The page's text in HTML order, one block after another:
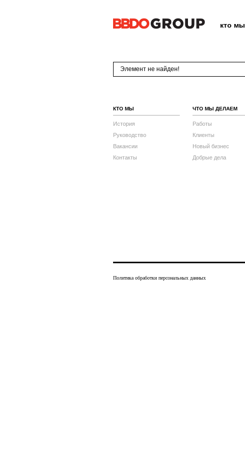
кто мы
Элемент не найден!
КТО МЫ
История
Руководство
Вакансии
Контакты
ЧТО МЫ ДЕЛАЕМ
Работы
Клиенты
Новый бизнес
Добрые дела
Политика обработки персональных данных